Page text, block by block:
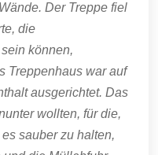
Der Treppe fiel
die
können,
Treppenhaus war auf
ausgerichtet. Das
wollten, für die,
sauber zu halten,